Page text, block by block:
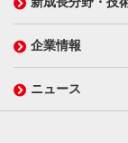
企業情報
ニュース